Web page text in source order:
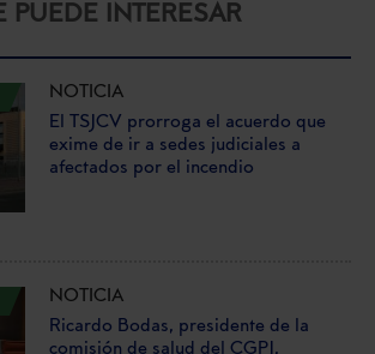
PUEDE INTERESAR
NOTICIA
El TSJCV prorroga el acuerdo que
exime de ir a sedes judiciales a
afectados por el incendio
NOTICIA
Ricardo Bodas, presidente de la
comisión de salud del CGPJ,